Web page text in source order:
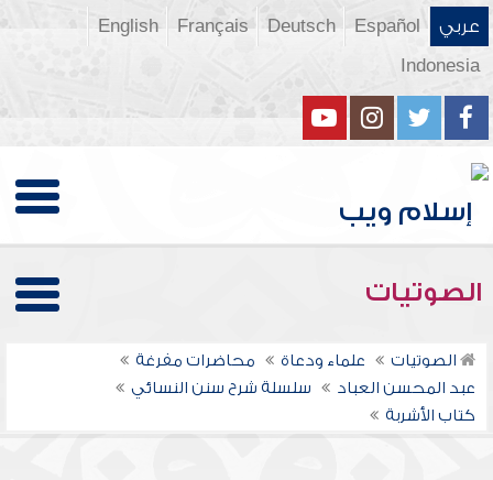
عربي Español
Deutsch
Français
English
Indonesia
الصوتيات
الصوتيات علماء ودعاة
محاضرات مفرغة
عبد المحسن العباد
سلسلة شرح سنن النسائي
كتاب الأشربة